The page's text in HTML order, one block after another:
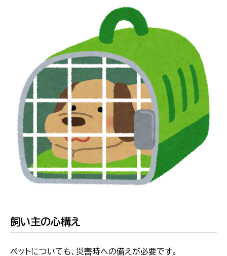
飼い主の心構え
ペットについても、災害時への備えが必要です。